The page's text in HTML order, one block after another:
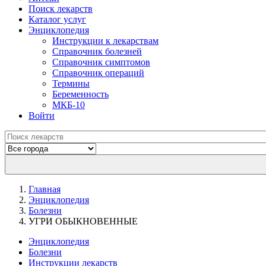
Поиск лекарств
Каталог услуг
Энциклопедия
Инструкции к лекарствам
Справочник болезней
Справочник симптомов
Справочник операций
Термины
Беременность
МКБ-10
Войти
Главная
Энциклопедия
Болезни
УГРИ ОБЫКНОВЕННЫЕ
Энциклопедия
Болезни
Инструкции лекарств